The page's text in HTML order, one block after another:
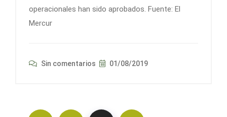
operacionales han sido aprobados. Fuente: El
Mercur
Sin comentarios 01/08/2019